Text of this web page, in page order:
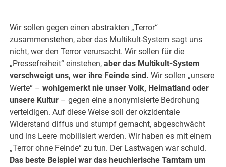
Wir sollen gegen einen abstrakten „Terror“
zusammenstehen, aber das Multikult-System sagt uns
nicht, wer den Terror verursacht. Wir sollen für die
„Pressefreiheit“ einstehen,aber das Multikult-System
verschweigt uns, wer ihre Feinde sind. Wir sollen „unsere
Werte“ –wohlgemerkt nie unser Volk, Heimatland oder
unsere Kultur – gegen eine anonymisierte Bedrohung
verteidigen. Auf diese Weise soll der okzidentale
Widerstand diffus und stumpf gemacht, abgeschwächt
und ins Leere mobilisiert werden. Wir haben es mit einem
„Terror ohne Feinde“ zu tun. Der Lastwagen war schuld.
Das beste Beispiel war das heuchlerische Tamtam um